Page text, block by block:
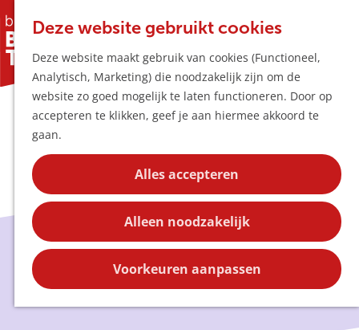
Deze website gebruikt cookies
Deze website maakt gebruik van cookies (Functioneel,
Analytisch, Marketing) die noodzakelijk zijn om de
website zo goed mogelijk te laten functioneren. Door op
accepteren te klikken, geef je aan hiermee akkoord te
gaan.
Alles accepteren
Alleen noodzakelijk
Voorkeuren aanpassen
K
a
r
t
Z
e
k
e
n
e
n
u
Hotspots
Uitagenda
Plan je bezoek
Bereikbaarheid
Overnachten
Kortingen
Blog
Contact
Blog